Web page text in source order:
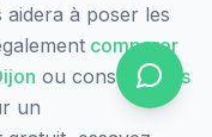
aidera à poser les
comparer
ou consulter les
un